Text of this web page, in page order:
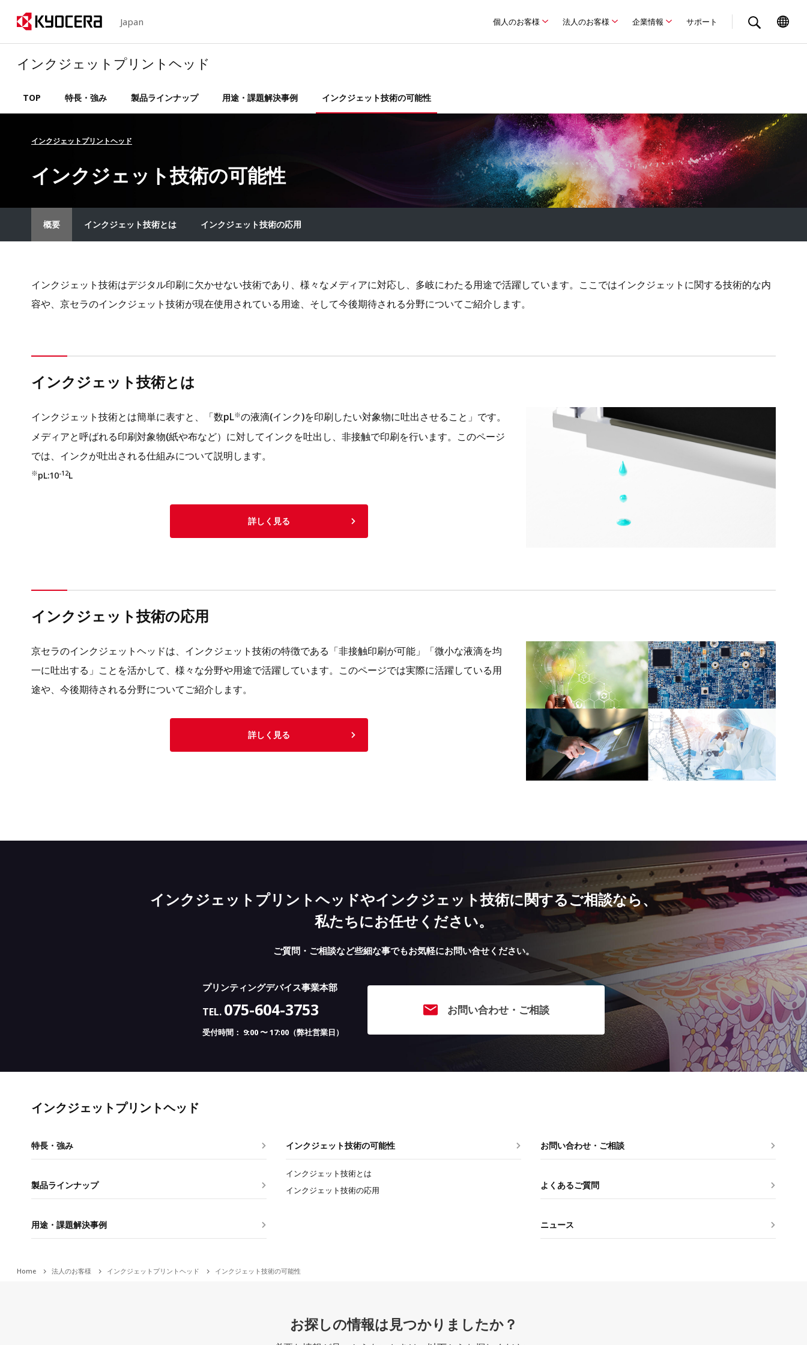
Japan 個人のお客様 法人のお客様 企業情報 サポート
インクジェットプリントヘッド
TOP 特長・強み 製品ラインナップ 用途・課題解決事例 インクジェット技術の可能性
インクジェットプリントヘッド
インクジェット技術の可能性
概要 インクジェット技術とは インクジェット技術の応用
インクジェット技術はデジタル印刷に欠かせない技術であり、様々なメディアに対応し、多岐にわたる用途で活躍しています。ここではインクジェットに関する技術的な内
容や、京セラのインクジェット技術が現在使用されている用途、そして今後期待される分野についてご紹介します。
インクジェット技術とは
インクジェット技術とは簡単に表すと、「数pL※の液滴(インク)を印刷したい対象物に吐出させること」です。
メディアと呼ばれる印刷対象物(紙や布など）に対してインクを吐出し、非接触で印刷を行います。このページ
では、インクが吐出される仕組みについて説明します。
※pL:10-12L
詳しく見る
インクジェット技術の応用
京セラのインクジェットヘッドは、インクジェット技術の特徴である「非接触印刷が可能」「微小な液滴を均
一に吐出する」ことを活かして、様々な分野や用途で活躍しています。このページでは実際に活躍している用
途や、今後期待される分野についてご紹介します。
詳しく見る
インクジェットプリントヘッドやインクジェット技術に関するご相談なら、
私たちにお任せください。
ご質問・ご相談など些細な事でもお気軽にお問い合せください。
プリンティングデバイス事業本部
TEL. 075-604-3753
受付時間： 9:00 〜 17:00（弊社営業日）
お問い合わせ・ご相談
インクジェットプリントヘッド
特長・強み
製品ラインナップ
用途・課題解決事例
インクジェット技術の可能性
インクジェット技術とは
インクジェット技術の応用
お問い合わせ・ご相談
よくあるご質問
ニュース
Home 法人のお客様 インクジェットプリントヘッド インクジェット技術の可能性
お探しの情報は見つかりましたか？